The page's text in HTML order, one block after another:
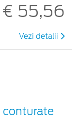
€ 55,56
Vezi detalii
conturate